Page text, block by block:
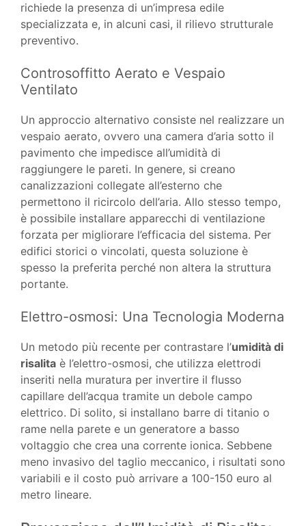
richiede la presenza di un’impresa edile
specializzata e, in alcuni casi, il rilievo strutturale
preventivo.
Controsoffitto Aerato e Vespaio
Ventilato
Un approccio alternativo consiste nel realizzare un
vespaio aerato, ovvero una camera d’aria sotto il
pavimento che impedisce all’umidità di
raggiungere le pareti. In genere, si creano
canalizzazioni collegate all’esterno che
permettono il ricircolo dell’aria. Allo stesso tempo,
è possibile installare apparecchi di ventilazione
forzata per migliorare l’efficacia del sistema. Per
edifici storici o vincolati, questa soluzione è
spesso la preferita perché non altera la struttura
portante.
Elettro-osmosi: Una Tecnologia Moderna
Un metodo più recente per contrastare l’umidità di
risalita è l’elettro-osmosi, che utilizza elettrodi
inseriti nella muratura per invertire il flusso
capillare dell’acqua tramite un debole campo
elettrico. Di solito, si installano barre di titanio o
rame nella parete e un generatore a basso
voltaggio che crea una corrente ionica. Sebbene
meno invasivo del taglio meccanico, i risultati sono
variabili e il costo può arrivare a 100-150 euro al
metro lineare.